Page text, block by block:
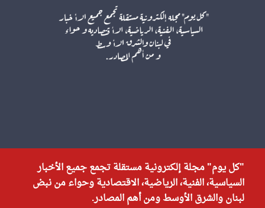
"كل يوم" مجلة إلكترونية مستقلة تجمع جميع الأخبار
السياسية، الفنية، الرياضية، الاقتصادية وحواء من نبض
لبنان والشرق الأوسط ومن أهم المصادر.